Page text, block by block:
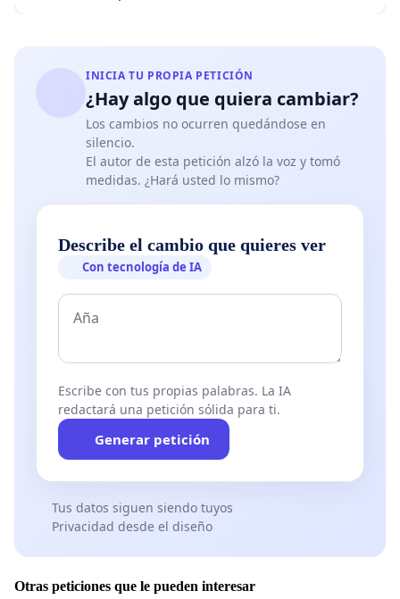
INICIA TU PROPIA PETICIÓN
¿Hay algo que quiera cambiar?
Los cambios no ocurren quedándose en
silencio.
El autor de esta petición alzó la voz y tomó
medidas. ¿Hará usted lo mismo?
Describe el cambio que quieres ver
Con tecnología de IA
Escribe con tus propias palabras. La IA
redactará una petición sólida para ti.
Generar petición
Tus datos siguen siendo tuyos
Privacidad desde el diseño
Otras peticiones que le pueden interesar